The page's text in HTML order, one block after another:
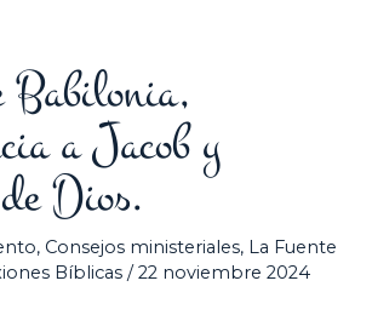
Babilonia,
a Jacob y
Dios.
, Consejos ministeriales, La Fuente
Bíblicas /22 noviembre 2024